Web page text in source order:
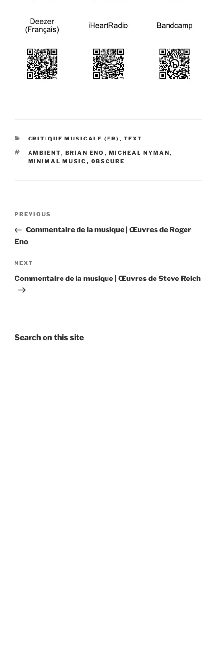
CATEGORIES
CRITIQUE MUSICALE (FR) , TEXT
TAGS
AMBIENT, BRIAN ENO , MICHEAL NYMAN ,
MINIMAL MUSIC , OBSCURE
Previous
Post
PREVIOUS
Commentaire de la musique | Œuvres de Roger
Eno
Next
Post
NEXT
Commentaire de la musique | Œuvres de Steve Reich
Search on this site